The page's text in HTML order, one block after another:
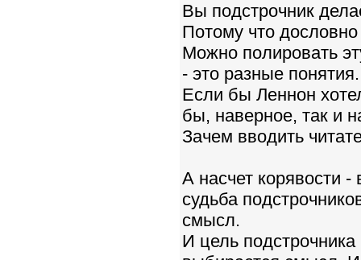
Вы подстрочник
Потому что
Можно полировать
- это разные понятия.
Если бы Леннон
бы, наверное, так и
Зачем вводить
А насчет корявости
судьба
смысл.
И цель